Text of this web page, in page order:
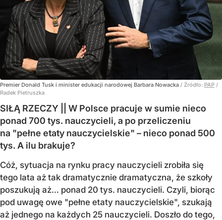
Premier Donald Tusk i minister edukacji narodowej Barbara Nowacka / Źródło: PAP /
Radek Pietruszka
SIŁĄ RZECZY || W Polsce pracuje w sumie nieco
ponad 700 tys. nauczycieli, a po przeliczeniu
na "pełne etaty nauczycielskie" – nieco ponad 500
tys. A ilu brakuje?
Cóż, sytuacja na rynku pracy nauczycieli zrobiła się
tego lata aż tak dramatycznie dramatyczna, że szkoły
poszukują aż… ponad 20 tys. nauczycieli. Czyli, biorąc
pod uwagę owe "pełne etaty nauczycielskie", szukają
aż jednego na każdych 25 nauczycieli. Doszło do tego,